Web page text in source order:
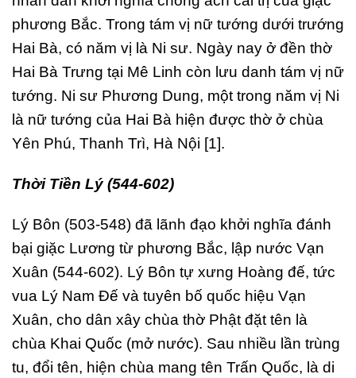
phương Bắc. Trong tám vị nữ tướng dưới trướng
Hai Bà, có năm vị là Ni sư. Ngày nay ở đền thờ
Hai Bà Trưng tại Mê Linh còn lưu danh tám vị nữ
tướng. Ni sư Phương Dung, một trong năm vị Ni
là nữ tướng của Hai Bà hiện được thờ ở chùa
Yên Phú, Thanh Trì, Hà Nội [1].
Thời Tiền Lý (544-602)
Lý Bôn (503-548) đã lãnh đạo khởi nghĩa đánh
bại giặc Lương từ phương Bắc, lập nước Vạn
Xuân (544-602). Lý Bôn tự xưng Hoàng đế, tức
vua Lý Nam Đế và tuyên bố quốc hiệu Vạn
Xuân, cho dân xây chùa thờ Phật đặt tên là
chùa Khai Quốc (mở nước). Sau nhiều lần trùng
tu, đổi tên, hiện chùa mang tên Trấn Quốc, là di